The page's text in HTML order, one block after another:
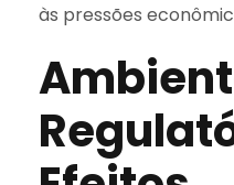
às pressões